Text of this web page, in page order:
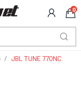
0
JBL TUNE 770NC